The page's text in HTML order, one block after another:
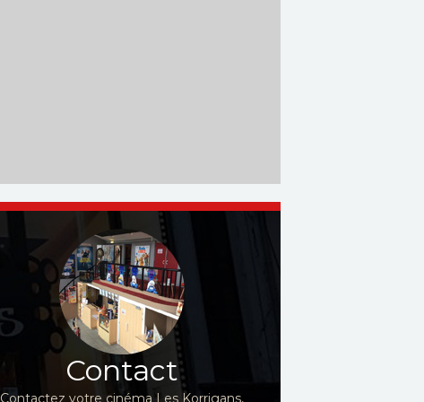
Contact
Contactez votre cinéma Les Korrigans,